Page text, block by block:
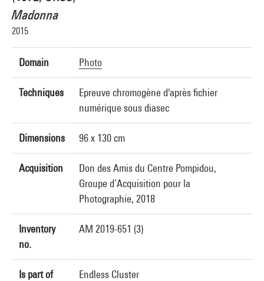
Madonna
2015
Domain Photo
Techniques
Epreuve chromogène d'après fichier
numérique sous diasec
Dimensions 96 x 130 cm
Acquisition
Don des Amis du Centre Pompidou,
Groupe d’Acquisition pour la
Photographie, 2018
Inventory
no.
AM 2019-651 (3)
Is part of
Endless Cluster